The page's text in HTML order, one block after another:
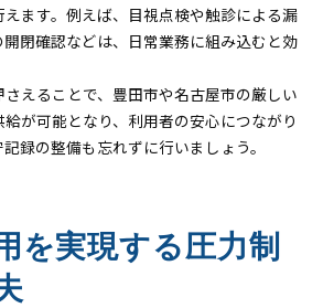
ます。例えば、目視点検や触診による漏
閉確認などは、日常業務に組み込むと効
えることで、豊田市や名古屋市の厳しい
が可能となり、利用者の安心につながり
録の整備も忘れずに行いましょう。
を実現する圧力制